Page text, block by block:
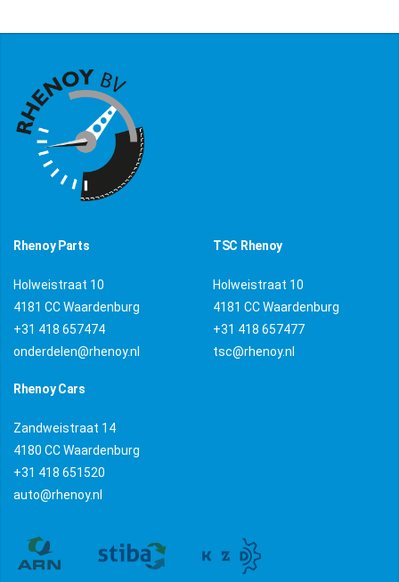
Rhenoy Parts
Holweistraat 10
4181 CC Waardenburg
+31 418 657474
onderdelen@rhenoy.nl
TSC Rhenoy
Holweistraat 10
4181 CC Waardenburg
+31 418 657477
tsc@rhenoy.nl
Rhenoy Cars
Zandweistraat 14
4180 CC Waardenburg
+31 418 651520
auto@rhenoy.nl